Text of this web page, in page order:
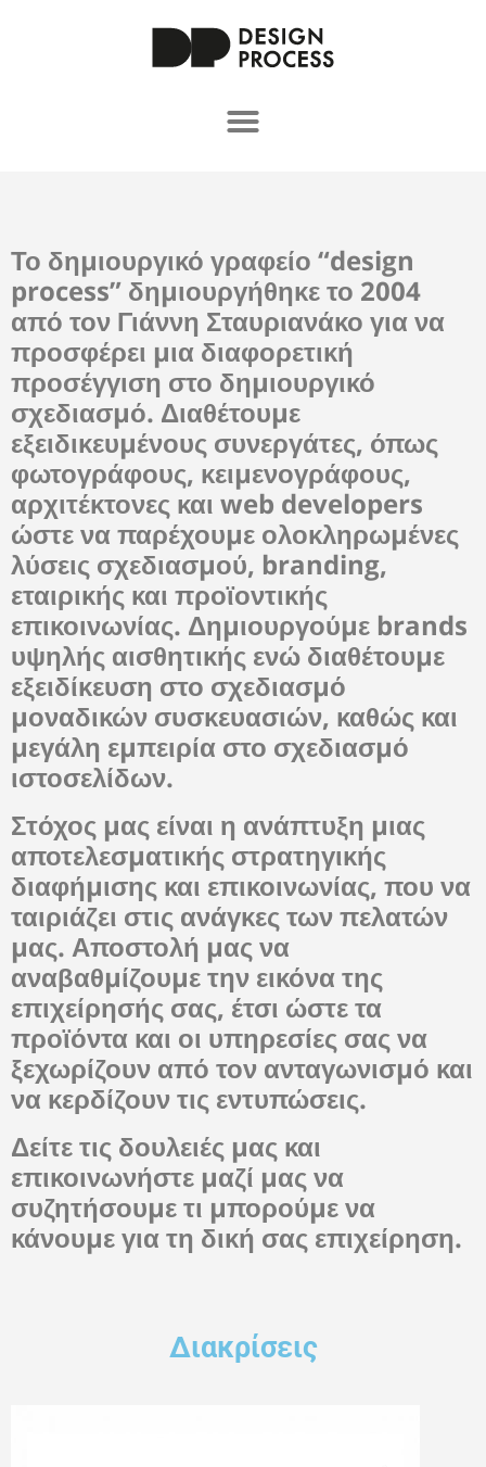
Το δημιουργικό γραφείο “design
process” δημιουργήθηκε το 2004
από τον Γιάννη Σταυριανάκο για να
προσφέρει μια διαφορετική
προσέγγιση στο δημιουργικό
σχεδιασμό. Διαθέτουμε
εξειδικευμένους συνεργάτες, όπως
φωτογράφους, κειμενογράφους,
αρχιτέκτονες και web developers
ώστε να παρέχουμε ολοκληρωμένες
λύσεις σχεδιασμού, branding,
εταιρικής και προϊοντικής
επικοινωνίας. Δημιουργούμε brands
υψηλής αισθητικής ενώ διαθέτουμε
εξειδίκευση στο σχεδιασμό
μοναδικών συσκευασιών, καθώς και
μεγάλη εμπειρία στο σχεδιασμό
ιστοσελίδων.
Στόχος μας είναι η ανάπτυξη μιας
αποτελεσματικής στρατηγικής
διαφήμισης και επικοινωνίας, που να
ταιριάζει στις ανάγκες των πελατών
μας. Αποστολή μας να
αναβαθμίζουμε την εικόνα της
επιχείρησής σας, έτσι ώστε τα
προϊόντα και οι υπηρεσίες σας να
ξεχωρίζουν από τον ανταγωνισμό και
να κερδίζουν τις εντυπώσεις.
Δείτε τις δουλειές μας και
επικοινωνήστε μαζί μας να
συζητήσουμε τι μπορούμε να
κάνουμε για τη δική σας επιχείρηση.
Διακρίσεις​